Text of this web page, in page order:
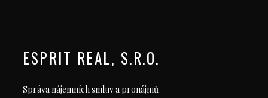
ESPRIT REAL, S.R.O.
Správa nájemních smluv a pronájmů